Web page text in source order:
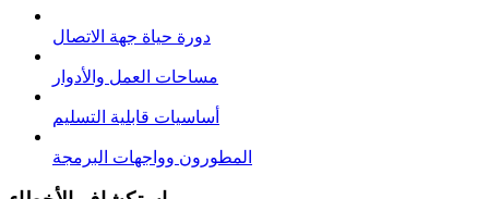
دورة حياة جهة الاتصال
مساحات العمل والأدوار
أساسيات قابلية التسليم
المطورون وواجهات البرمجة